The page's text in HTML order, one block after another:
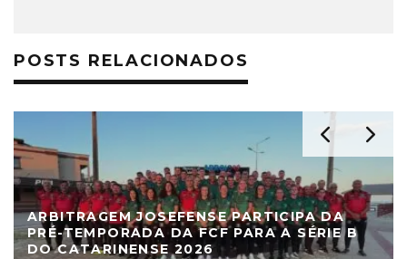
POSTS RELACIONADOS
ARBITRAGEM JOSEFENSE PARTICIPA DA
PRÉ-TEMPORADA DA FCF PARA A SÉRIE B
DO CATARINENSE 2026